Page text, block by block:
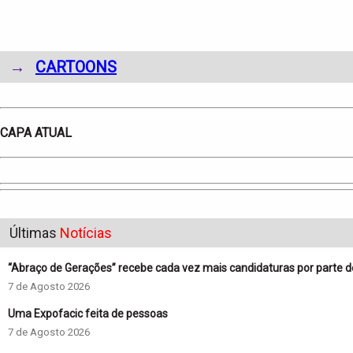
→ CARTOONS
CAPA ATUAL
Últimas Notícias
“Abraço de Gerações” recebe cada vez mais candidaturas por parte
7 de Agosto 2026
Uma Expofacic feita de pessoas
7 de Agosto 2026